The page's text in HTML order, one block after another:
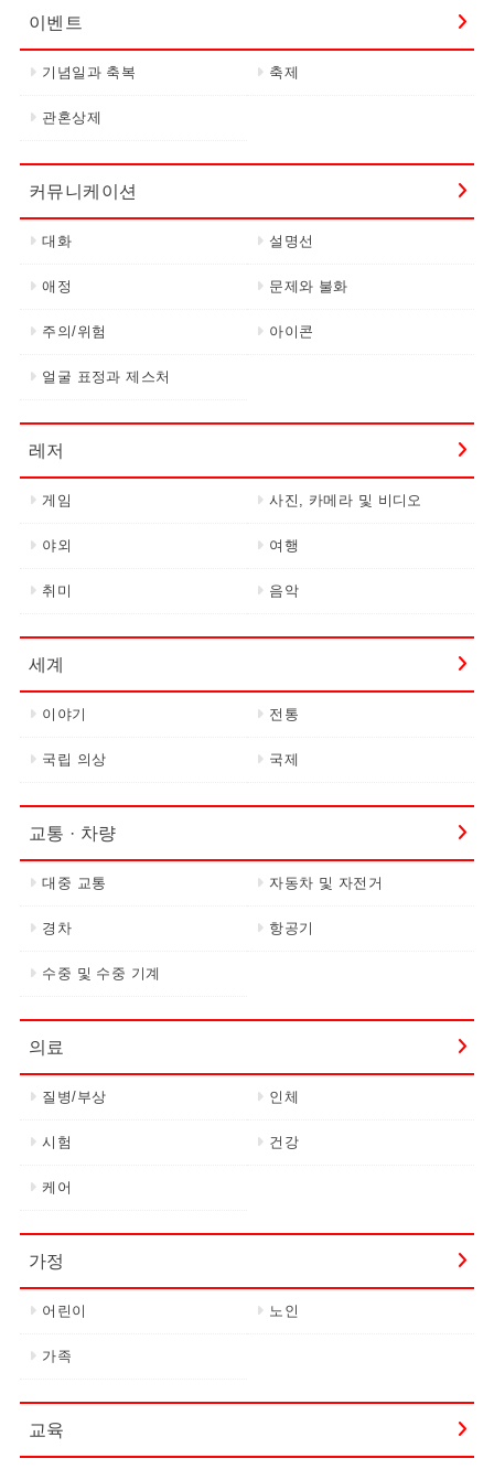
이벤트
기념일과 축복 축제
관혼상제
커뮤니케이션
대화 설명선
애정 문제와 불화
주의/위험 아이콘
얼굴 표정과 제스처
레저
게임 사진, 카메라 및 비디오
야외 여행
취미 음악
세계
이야기 전통
국립 의상 국제
교통 · 차량
대중 교통 자동차 및 자전거
경차 항공기
수중 및 수중 기계
의료
질병/부상 인체
시험 건강
케어
가정
어린이 노인
가족
교육